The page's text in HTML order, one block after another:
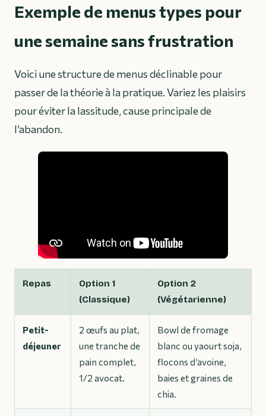
Exemple de menus types pour
une semaine sans frustration
Voici une structure de menus déclinable pour
passer de la théorie à la pratique. Variez les plaisirs
pour éviter la lassitude, cause principale de
l’abandon.
Repas
Option 1
(Classique)
Option 2
(Végétarienne)
Petit-
déjeuner
2 œufs au plat,
une tranche de
pain complet,
1/2 avocat.
Bowl de fromage
blanc ou yaourt soja,
flocons d’avoine,
baies et graines de
chia.